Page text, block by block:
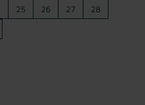
25 26 27
28